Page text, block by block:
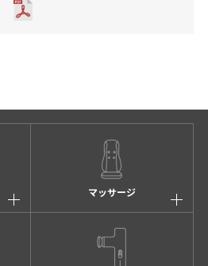
マッサージ